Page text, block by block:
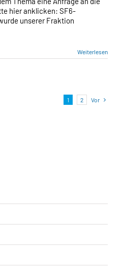
hier anklicken: SF6-
unserer Fraktion
Weiterlesen
1 2 Vor